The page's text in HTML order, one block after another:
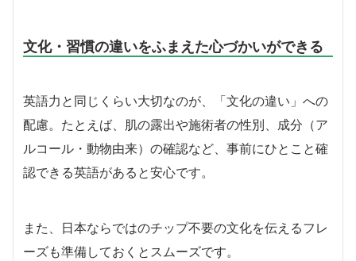
文化・習慣の違いをふまえた心づかいができる
英語力と同じくらい大切なのが、「文化の違い」への
配慮。たとえば、肌の露出や施術者の性別、成分（ア
ルコール・動物由来）の確認など、事前にひとこと確
認できる英語があると安心です。
また、日本ならではのチップ不要の文化を伝えるフレ
ーズも準備しておくとスムーズです。